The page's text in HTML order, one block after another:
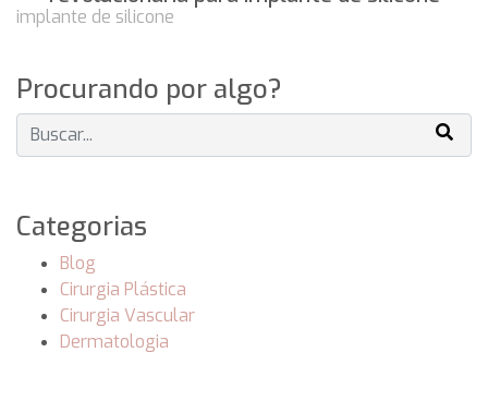
Procurando por algo?
Categorias
Blog
Cirurgia Plástica
Cirurgia Vascular
Dermatologia